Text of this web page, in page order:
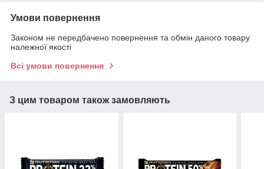
Умови повернення
Законом не передбачено повернення та обмін даного товару
належної якості
Всі умови повернення
З цим товаром також замовляють